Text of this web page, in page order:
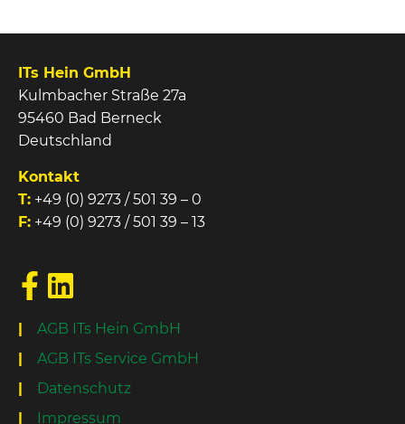
ITs Hein GmbH
Kulmbacher Straße 27a
95460 Bad Berneck
Deutschland
Kontakt
T: +49 (0) 9273 / 501 39 – 0
F: +49 (0) 9273 / 501 39 – 13
AGB ITs Hein GmbH
AGB ITs Service GmbH
Datenschutz
Impressum